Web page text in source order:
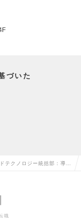
づいた
テクノロジー統括部：導入
ラスの求人情報
職